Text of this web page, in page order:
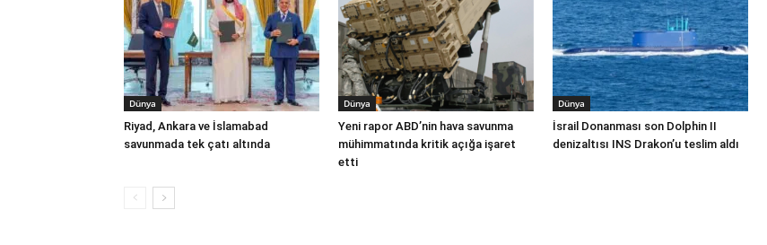
Dünya
Riyad, Ankara ve İslamabad
savunmada tek çatı altında
Dünya
Yeni rapor ABD’nin hava savunma
mühimmatında kritik açığa işaret
etti
Dünya
İsrail Donanması son Dolphin II
denizaltısı INS Drakon’u teslim aldı